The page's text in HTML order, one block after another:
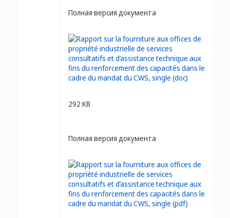
Полная версия документа
292 KB
Полная версия документа